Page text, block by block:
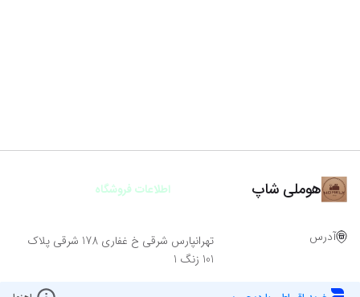
هوملی شاپ اطلاعات فروشگاه
آدرس
تهرانپارس شرقی خ غفاری 178 شرقی پلاک
101 زنگ 1